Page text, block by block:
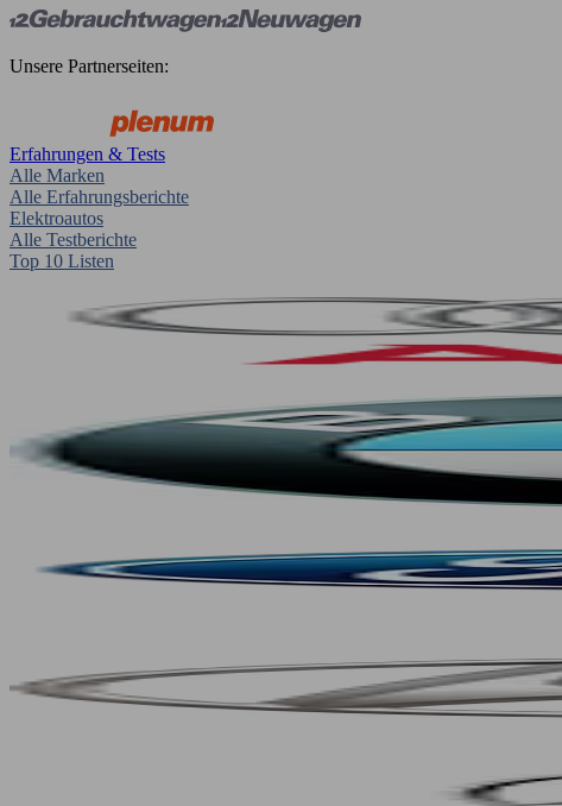
Unsere Partnerseiten:
Erfahrungen & Tests
Alle Marken
Alle Erfahrungsberichte
Elektroautos
Alle Testberichte
Top 10 Listen